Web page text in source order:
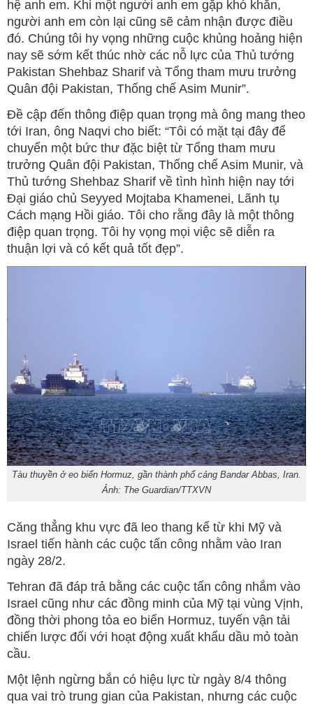
hệ anh em. Khi một người anh em gặp khó khăn,
người anh em còn lại cũng sẽ cảm nhận được điều
đó. Chúng tôi hy vọng những cuộc khủng hoảng hiện
nay sẽ sớm kết thúc nhờ các nỗ lực của Thủ tướng
Pakistan Shehbaz Sharif và Tổng tham mưu trưởng
Quân đội Pakistan, Thống chế Asim Munir”.
Đề cập đến thông điệp quan trọng mà ông mang theo
tới Iran, ông Naqvi cho biết: “Tôi có mặt tại đây để
chuyển một bức thư đặc biệt từ Tổng tham mưu
trưởng Quân đội Pakistan, Thống chế Asim Munir, và
Thủ tướng Shehbaz Sharif về tình hình hiện nay tới
Đại giáo chủ Seyyed Mojtaba Khamenei, Lãnh tụ
Cách mạng Hồi giáo. Tôi cho rằng đây là một thông
điệp quan trọng. Tôi hy vọng mọi việc sẽ diễn ra
thuận lợi và có kết quả tốt đẹp”.
Tàu thuyền ở eo biển Hormuz, gần thành phố cảng Bandar Abbas, Iran.
Ảnh: The Guardian/TTXVN
Căng thẳng khu vực đã leo thang kể từ khi Mỹ và
Israel tiến hành các cuộc tấn công nhằm vào Iran
ngày 28/2.
Tehran đã đáp trả bằng các cuộc tấn công nhắm vào
Israel cũng như các đồng minh của Mỹ tại vùng Vịnh,
đồng thời phong tỏa eo biển Hormuz, tuyến vận tải
chiến lược đối với hoạt động xuất khẩu dầu mỏ toàn
cầu.
Một lệnh ngừng bắn có hiệu lực từ ngày 8/4 thông
qua vai trò trung gian của Pakistan, nhưng các cuộc